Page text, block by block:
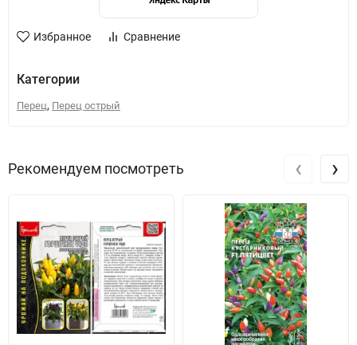
Избранное Сравнение
Категории
Перец, Перец острый
Рекомендуем посмотреть ‹ ›